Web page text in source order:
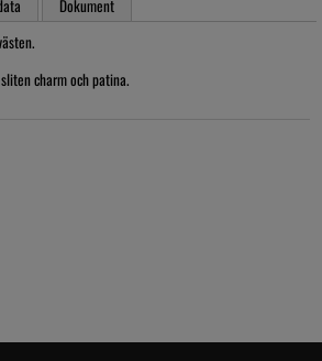
Dokument
charm och patina.